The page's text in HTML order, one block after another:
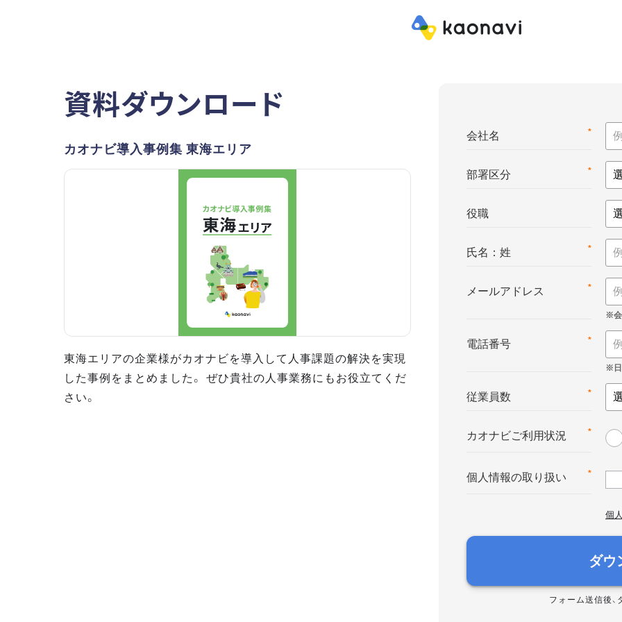
資料ダウンロード
カオナビ導入事例集 東海エリア
東海エリアの企業様がカオナビを導入して人事課題の解決を実現
した事例をまとめました。 ぜひ貴社の人事業務にもお役立てくだ
さい。
*
会社名
*
部署区分
役職
*
氏名：姓
*
メールアドレス
*
電話番号
*
従業員数
*
カオナビご利用状況
*
個人情報の取り扱い
個
ダウ
フォーム送信後